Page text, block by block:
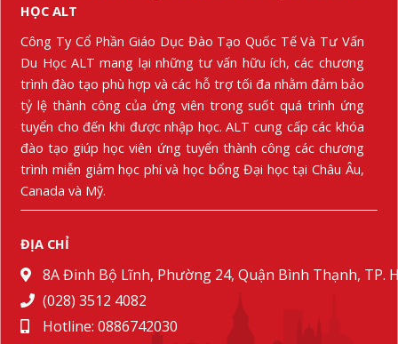
HỌC ALT
Công Ty Cổ Phần Giáo Dục Đào Tạo Quốc Tế Và Tư Vấn
Du Học ALT mang lại những tư vấn hữu ích, các chương
trình đào tạo phù hợp và các hỗ trợ tối đa nhằm đảm bảo
tỷ lệ thành công của ứng viên trong suốt quá trình ứng
tuyển cho đến khi được nhập học. ALT cung cấp các khóa
đào tạo giúp học viên ứng tuyển thành công các chương
trình miễn giảm học phí và học bổng Đại học tại Châu Âu,
Canada và Mỹ.
ĐỊA CHỈ
8A Đinh Bộ Lĩnh, Phường 24, Quận Bình Thạnh, TP.
(028) 3512 4082
Hotline: 0886742030